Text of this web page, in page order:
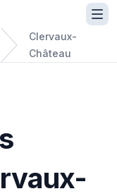
Clervaux-
Château